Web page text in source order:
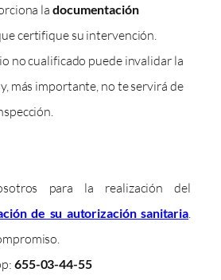
la documentación
certifique su intervención.
no cualificado puede invalidar la
más importante, no te servirá de
para la realización del
de su autorización sanitaria
655-03-44-55